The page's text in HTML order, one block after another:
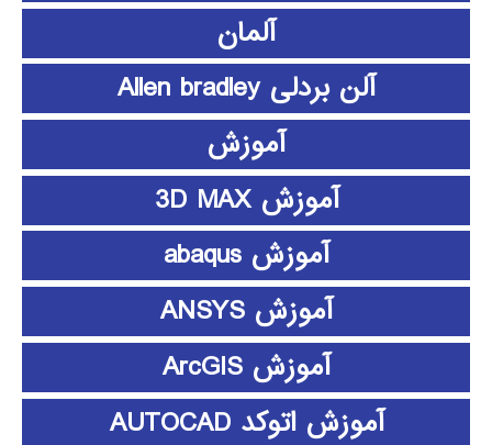
آلمان
آلن بردلی Allen bradley
آموزش
آموزش 3D MAX
آموزش abaqus
آموزش ANSYS
آموزش ArcGIS
آموزش اتوکد AUTOCAD